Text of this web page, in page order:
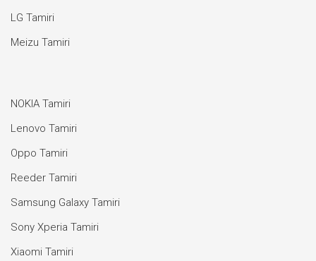
LG Tamiri
Meizu Tamiri
NOKIA Tamiri
Lenovo Tamiri
Oppo Tamiri
Reeder Tamiri
Samsung Galaxy Tamiri
Sony Xperia Tamiri
Xiaomi Tamiri